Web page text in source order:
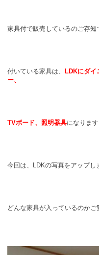
家具付で販売しているのご存知
付いている家具は、
LDKにダイ
ー、
TVボード、照明器具になります
今回は、LDKの写真をアップし
どんな家具が入っているのかご